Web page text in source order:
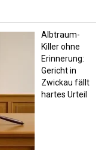
Albtraum-
Killer ohne
Erinnerung:
Gericht in
Zwickau fällt
hartes Urteil